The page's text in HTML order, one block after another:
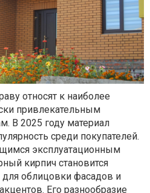
относят к наиболее
привлекательным
В 2025 году материал
среди покупателей.
эксплуатационным
кирпич становится
облицовки фасадов и
Его разнообразие